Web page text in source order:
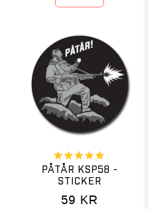
PÅTÅR KSP58 -
STICKER
59 KR